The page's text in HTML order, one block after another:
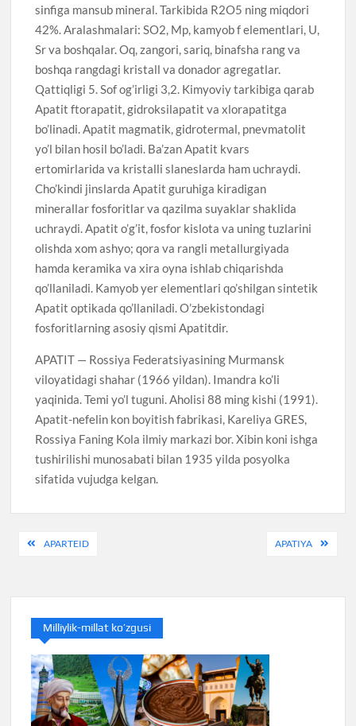
sinfiga mansub mineral. Tarkibida R2O5 ning miqdori
42%. Aralashmalari: SO2, Mp, kamyob f elementlari, U,
Sr va boshqalar. Oq, zangori, sariq, binafsha rang va
boshqa rangdagi kristall va donador agregatlar.
Qattiqligi 5. Sof og’irligi 3,2. Kimyoviy tarkibiga qarab
Apatit ftorapatit, gidroksilapatit va xlorapatitga
bo’linadi. Apatit magmatik, gidrotermal, pnevmatolit
yo’l bilan hosil bo’ladi. Ba’zan Apatit kvars
ertomirlarida va kristalli slaneslarda ham uchraydi.
Cho’kindi jinslarda Apatit guruhiga kiradigan
minerallar fosforitlar va qazilma suyaklar shaklida
uchraydi. Apatit o’g’it, fosfor kislota va uning tuzlarini
olishda xom ashyo; qora va rangli metallurgiyada
hamda keramika va xira oyna ishlab chiqarishda
qo’llaniladi. Kamyob yer elementlari qo’shilgan sintetik
Apatit optikada qo’llaniladi. O’zbekistondagi
fosforitlarning asosiy qismi Apatitdir.
APATIT — Rossiya Federatsiyasining Murmansk
viloyatidagi shahar (1966 yildan). Imandra ko’li
yaqinida. Temi yo’l tuguni. Aholisi 88 ming kishi (1991).
Apatit-nefelin kon boyitish fabrikasi, Kareliya GRES,
Rossiya Faning Kola ilmiy markazi bor. Xibin koni ishga
tushirilishi munosabati bilan 1935 yilda posyolka
sifatida vujudga kelgan.
PostAPARTEID APATIYA
Milliylik-millat ko’zgusi